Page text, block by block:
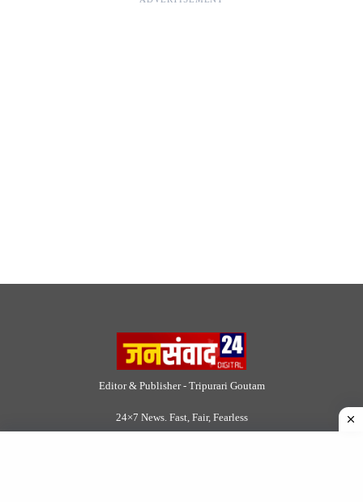
Editor & Publisher - Tripurari Goutam
24×7 News. Fast, Fair, Fearless